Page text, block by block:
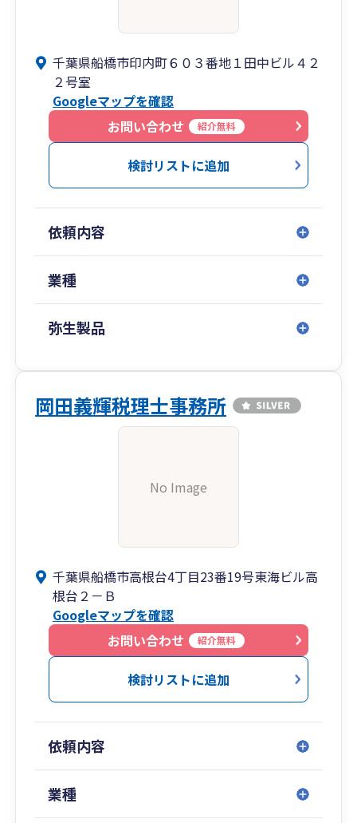
千葉県船橋市印内町６０３番地１田中ビル４２
２号室
Googleマップを確認
お問い合わせ
紹介無料
検討リストに追加
依頼内容
業種
弥生製品
岡田義輝税理士事務所
No Image
千葉県船橋市高根台4丁目23番19号東海ビル高
根台２－Ｂ
Googleマップを確認
お問い合わせ
紹介無料
検討リストに追加
依頼内容
業種